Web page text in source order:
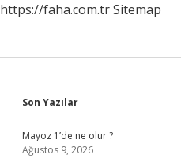
https://faha.com.trSitemap
Sidebar
Son Yazılar
Mayoz 1’de ne olur ?
Ağustos 9, 2026